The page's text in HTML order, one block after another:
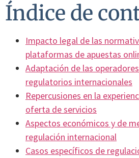
Índice de
Impacto legal de las
plataformas de apuestas
Adaptación de las
regulatorios internacionales
Repercusiones en la
oferta de servicios
Aspectos económicos y de
regulación internacional
Casos específicos de